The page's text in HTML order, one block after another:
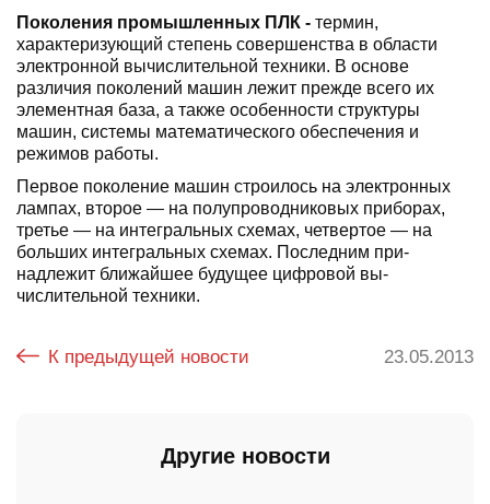
Поколения промышленных ПЛК - термин,
характеризую­щий степень совершенства в области
элек­тронной вычислительной техники. В основе
различия поколений машин лежит прежде всего их
элементная база, а также особенно­сти структуры
машин, системы математиче­ского обеспечения и
режимов работы.
Первое поколение машин строилось на электронных
лампах, второе — на полупро­водниковых приборах,
третье — на интег­ральных схемах, четвертое — на
больших ин­тегральных схемах. Последним при­
надлежит ближайшее будущее цифровой вы­
числительной техники.
К предыдущей новости 23.05.2013
Другие новости